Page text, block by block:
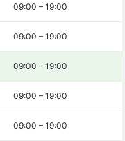
09:00 –19:00
09:00 –19:00
09:00 –19:00
09:00 –19:00
09:00 –19:00